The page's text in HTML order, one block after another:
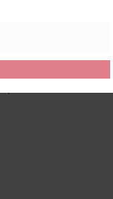
avis sur “SHEPHERD